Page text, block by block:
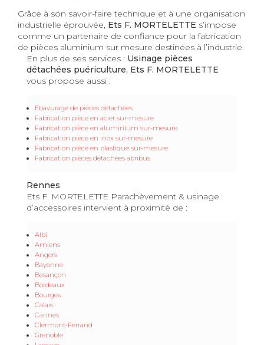
Grâce à son savoir-faire technique et à une organisation
industrielle éprouvée, Ets F. MORTELETTE s’impose
comme un partenaire de confiance pour la fabrication
de pièces aluminium sur mesure destinées à l’industrie.
En plus de ses services : Usinage pièces
détachées puériculture, Ets F. MORTELETTE
vous propose aussi :
Ebavurage de pièces détachées
Fabrication pièce en acier sur-mesure
Fabrication pièce en aluminium sur-mesure
Fabrication pièce en inox sur-mesure
Fabrication pièce en plastique sur-mesure
Fabrication pièces détachées abribus
Rennes
Ets F. MORTELETTE Parachèvement & usinage
d’accessoires intervient à proximité de :
Albi
Amiens
Angers
Bayonne
Besançon
Bordeaux
Bourges
Calais
Cannes
Clermont-Ferrand
Grenoble